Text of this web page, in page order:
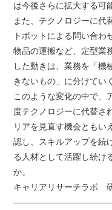
は今後さらに拡大する可
また、テクノロジーに代
トボットによる問い合わ
物品の運搬など、定型業
した動きは、業務を「機
きないもの」に分けてい
このような変化の中で、
度テクノロジーに代替さ
リアを見直す機会ともい
認し、スキルアップを続
る人材として活躍し続け
か。
キャリアリサーチラボ